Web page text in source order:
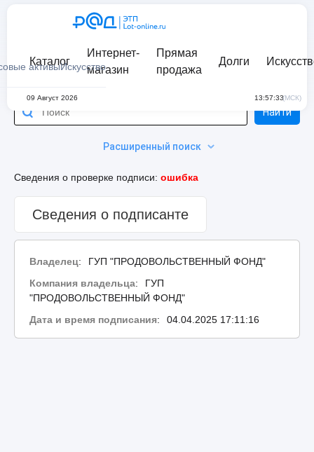
активыИскусство
Каталог
Интернет-
магазин
Прямая
продажа
Долги
09 Август 2026 13:57:33(МСК)
Расширенный поиск
Найти
Сведения о проверке подписи: ошибка
Сведения о подписанте
Владелец:
ГУП "ПРОДОВОЛЬСТВЕННЫЙ ФОНД"
Компания владельца:
ГУП
"ПРОДОВОЛЬСТВЕННЫЙ ФОНД"
Дата и время подписания: 04.04.2025 17:11:16